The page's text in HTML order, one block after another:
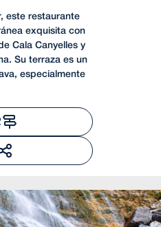
este restaurante
exquisita con
Cala Canyelles y
Su terraza es un
especialmente